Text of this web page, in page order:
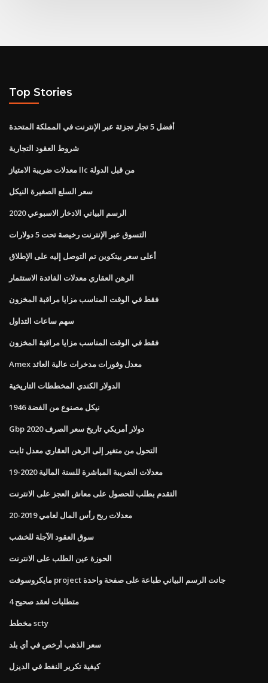
Top Stories
أفضل 5 تجار تجزئة عبر الإنترنت في المملكة المتحدة
شروط العقود التجارية
معدلات ضريبة الامتياز llc من قبل الدولة
سعر السلع الصغيرة النيكل
الرسم البياني الادخار الاسبوعي 2020
التسوق عبر الإنترنت رخيصة تحت 5 دولارات
أعلى سعر بيتكوين تم التوصل إليه على الإطلاق
الرهن العقاري معدلات الفائدة الاستثمار
فقط في الوقت المناسب مزايا مراقبة المخزون
سهم ساعات التداول
فقط في الوقت المناسب مزايا مراقبة المخزون
Amex معدل وفورات مدخرات عالية العائد
الدولار الكندي المخططات التاريخية
1946 نيكل مصنوع من الفضة
Gbp دولار أمريكي تاريخ سعر الصرف 2020
التحول من متغير إلى الرهن العقاري معدل ثابت
معدلات الضريبة المباشرة للسنة المالية 2020-19
التقدم بطلب للحصول على معاش العجز على الانترنت
معدلات ربح رأس المال لعامي 2019-20
سوق العقود الآجلة للخشب
الحوزة عين الطلب على الانترنت
مايكروسوفت project جانت الرسم البياني طباعة على صفحة واحدة
4 متطلبات لعقد صحيح
مخطط scty
سعر الذهب أرخص في أي بلد
كيفية تكرير النفط في الديزل